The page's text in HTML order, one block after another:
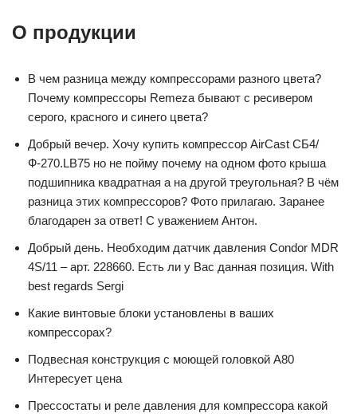
О продукции
В чем разница между компрессорами разного цвета?
Почему компрессоры Remeza бывают с ресивером
серого, красного и синего цвета?
Добрый вечер. Хочу купить компрессор AirCast СБ4/
Ф-270.LB75 но не пойму почему на одном фото крыша
подшипника квадратная а на другой треугольная? В чём
разница этих компрессоров? Фото прилагаю. Заранее
благодарен за ответ! С уважением Антон.
Добрый день. Необходим датчик давления Condor MDR
4S/11 – арт. 228660. Есть ли у Вас данная позиция. With
best regards Sergi
Какие винтовые блоки установлены в ваших
компрессорах?
Подвесная конструкция с моющей головкой А80
Интересует цена
Прессостаты и реле давления для компрессора какой